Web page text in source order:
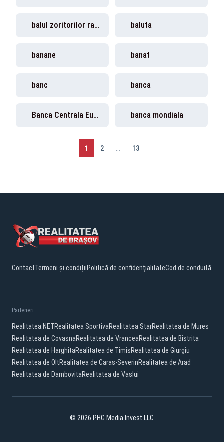
balul zoritorilor rasnov baluta
banane banat
banc banca
Banca Centrala Europeana banca mondiala
1 2 13
ContactTermeni și condițiiPolitică de confidențialitateCod de conduită
Parteneri:
Realitatea.NETRealitatea SportivaRealitatea StarRealitatea de Mures
Realitatea de CovasnaRealitatea de VranceaRealitatea de Bistrita
Realitatea de HarghitaRealitatea de TimisRealitatea de Giurgiu
Realitatea de OltRealitatea de Caras-SeverinRealitatea de Arad
Realitatea de DambovitaRealitatea de Vaslui
© 2026 PHG Media Invest LLC